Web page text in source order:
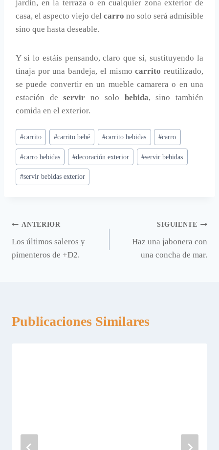
jardín, en la terraza o en cualquier zona exterior de
casa, el aspecto viejo del carro no solo será admisible
sino que hasta deseable.
Y si lo estáis pensando, claro que sí, sustituyendo la
tinaja por una bandeja, el mismocarrito reutilizado,
se puede convertir en un mueble camarera o en una
estación deservir no solo bebida, sino también
comida en el exterior.
Etiquetas
de
la
entrada:
#carrito #carrito bebé #carrito bebidas #carro
#carro bebidas #decoración exterior #servir bebidas
#servir bebidas exterior
Navegación
de
ANTERIOR
Los últimos saleros y
pimenteros de +D2.
SIGUIENTE
Haz una jabonera con
una concha de mar.
Publicaciones Similares